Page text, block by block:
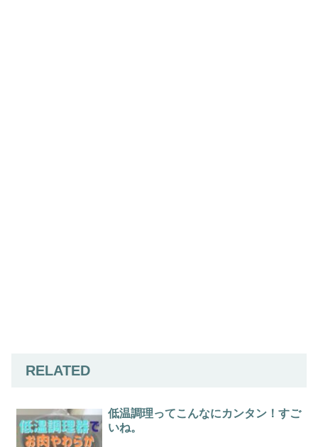
RELATED
低温調理ってこんなにカンタン！すご
いね。